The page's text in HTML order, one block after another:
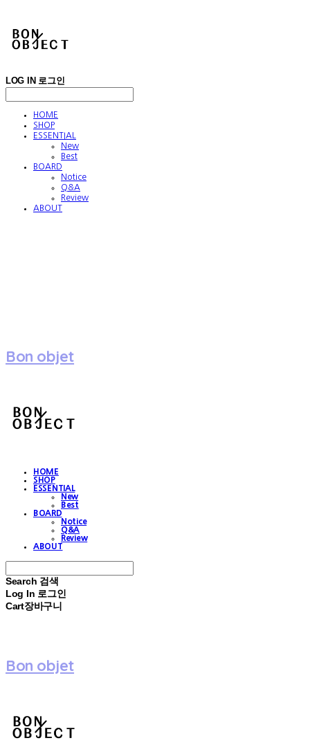
LOG IN 로그인
HOME
SHOP
ESSENTIAL
New
Best
BOARD
Notice
Q&A
Review
ABOUT
Bon objet
HOME
SHOP
ESSENTIAL
New
Best
BOARD
Notice
Q&A
Review
ABOUT
Search 검색
Log In 로그인
Cart장바구니
Bon objet